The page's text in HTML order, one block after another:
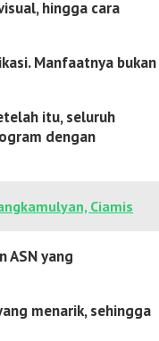
hingga cara
Manfaatnya bukan
itu, seluruh
dengan
Ciamis
ASN yang
menarik, sehingga